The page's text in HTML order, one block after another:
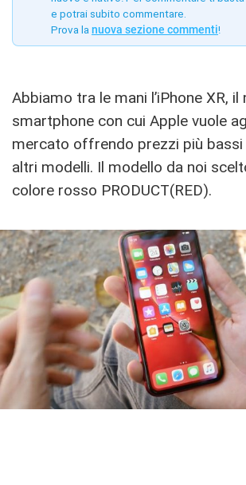
e potrai subito commentare.
Prova la nuova sezione commenti!
Abbiamo tra le mani l’iPhone XR, il
smartphone con cui Apple vuole
mercato offrendo prezzi più
altri modelli. Il modello da noi
colore rosso PRODUCT(RED).